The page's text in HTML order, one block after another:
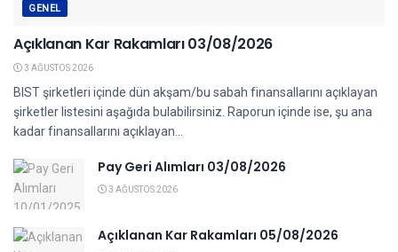
GENEL
Açıklanan Kar Rakamları 03/08/2026
3 AĞUSTOS 2026
BIST şirketleri içinde dün akşam/bu sabah finansallarını açıklayan
şirketler listesini aşağıda bulabilirsiniz. Raporun içinde ise, şu ana
kadar finansallarını açıklayan...
Pay Geri Alımları 03/08/2026
3 AĞUSTOS 2026
Açıklanan Kar Rakamları 05/08/2026